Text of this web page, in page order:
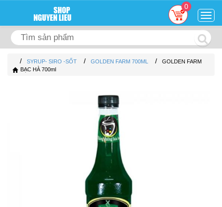
0
/ SYRUP- SIRO -SỐT / GOLDEN FARM 700ML /
GOLDEN FARM
BẠC HÀ 700ml